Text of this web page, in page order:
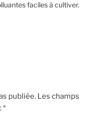
faciles à cultiver.
publiée. Les champs
*